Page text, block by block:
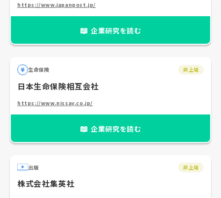
https://www.japanpost.jp/
📖 企業研究を読む
生命保険 非上場
日本生命保険相互会社
https://www.nissay.co.jp/
📖 企業研究を読む
出版 非上場
株式会社集英社